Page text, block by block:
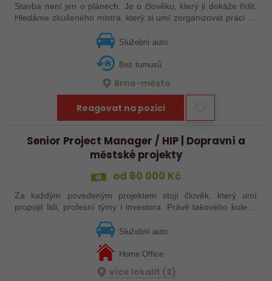
Stavba není jen o plánech. Je o člověku, který ji dokáže řídit.
Hledáme zkušeného mistra, který si umí zorganizovat práci na
Služební auto
Bez turnusů
Brno-město
Reagovat na pozici
Senior Project Manager / HIP | Dopravní a
městské projekty
od 60 000 Kč
Za každým povedeným projektem stojí člověk, který umí
propojit lidi, profesní týmy i investora. Právě takového kolegu
dopravních staveb nebo… Služební auto
Home Office
více lokalit (2)